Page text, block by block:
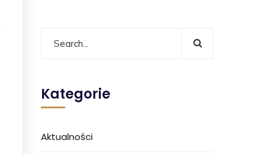
Kategorie
Aktualności